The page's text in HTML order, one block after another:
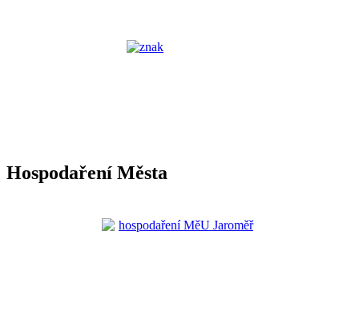
Hospodaření Města